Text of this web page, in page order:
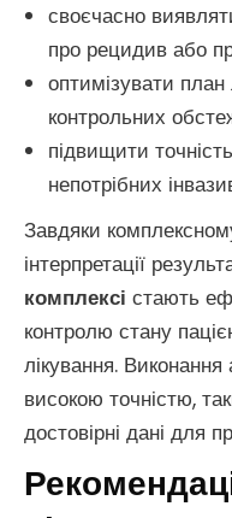
своєчасно
про рецидив або
оптимізувати план
контрольних
підвищити
непотрібних
Завдяки
інтерпретації
комплексі стають
контролю стану
лікування. Виконання
високою точністю,
достовірні дані для